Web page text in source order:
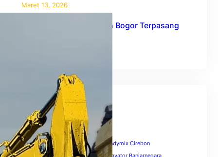
Maret 13, 2026
Harga Pagar Panel Beton Bogor Terpasang
Tags
biaya sewa excavator
Harga Beton Readymix Cirebon
harga sewa excavator
harga sewa excavator Banjarnegara